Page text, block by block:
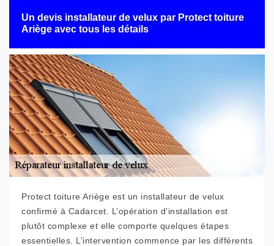
Un devis installateur de velux par Protect toiture
Ariège avec tous les détails
Protect toiture Ariège est un installateur de velux
confirmé à Cadarcet. L’opération d’installation est
plutôt complexe et elle comporte quelques étapes
essentielles. L’intervention commence par les différents